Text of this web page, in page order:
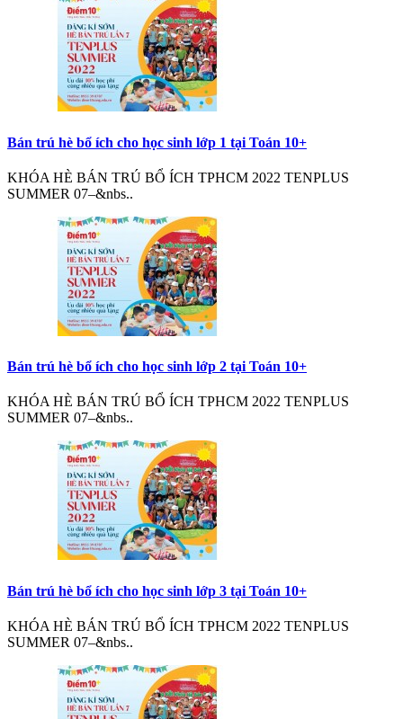
Bán trú hè bổ ích cho học sinh lớp 1 tại Toán 10+
KHÓA HÈ BÁN TRÚ BỔ ÍCH TPHCM 2022 TENPLUS
SUMMER 07–&nbs..
Bán trú hè bổ ích cho học sinh lớp 2 tại Toán 10+
KHÓA HÈ BÁN TRÚ BỔ ÍCH TPHCM 2022 TENPLUS
SUMMER 07–&nbs..
Bán trú hè bổ ích cho học sinh lớp 3 tại Toán 10+
KHÓA HÈ BÁN TRÚ BỔ ÍCH TPHCM 2022 TENPLUS
SUMMER 07–&nbs..